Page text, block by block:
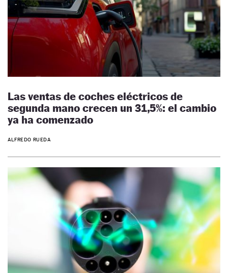
Las ventas de coches eléctricos de
segunda mano crecen un 31,5%: el cambio
ya ha comenzado
ALFREDO RUEDA